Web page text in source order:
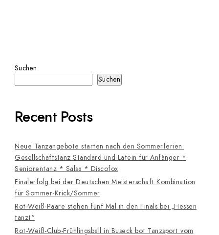
Suchen
Suchen
Recent Posts
Neue Tanzangebote starten nach den Sommerferien:
Gesellschaftstanz Standard und Latein für Anfänger *
Seniorentanz * Salsa * Discofox
Finalerfolg bei der Deutschen Meisterschaft Kombination
für Sommer-Krick/Sommer
Rot-Weiß-Paare stehen fünf Mal in den Finals bei „Hessen
tanzt“
Rot-Weiß-Club-Frühlingsball in Buseck bot Tanzsport vom